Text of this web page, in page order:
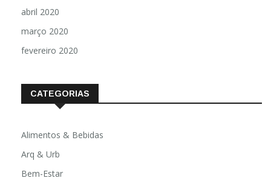
abril 2020
março 2020
fevereiro 2020
CATEGORIAS
Alimentos & Bebidas
Arq & Urb
Bem-Estar